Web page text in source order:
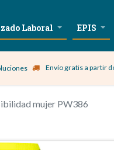
Laboral EPIS
Envío gratis a partir
mujer PW386